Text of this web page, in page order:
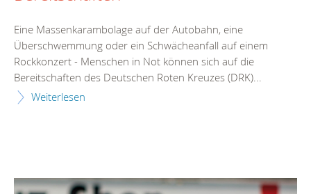
Eine Massenkarambolage auf der Autobahn, eine
Überschwemmung oder ein Schwächeanfall auf einem
Rockkonzert - Menschen in Not können sich auf die
Bereitschaften des Deutschen Roten Kreuzes (DRK)...
Weiterlesen